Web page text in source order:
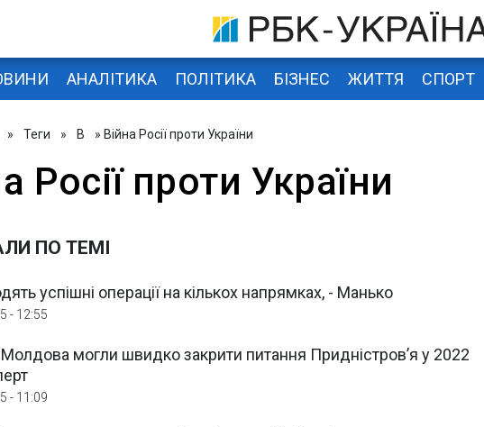
АНАЛІТИКА ПОЛІТИКА БІЗНЕС ЖИТТЯ СПОРТ
» Теги » В » Війна Росії проти України
Росії проти України
ПО ТЕМІ
успішні операції на кількох напрямках, - Манько
- 12:55
Молдова могли швидко закрити питання Придністров’я у 2022
- 11:09